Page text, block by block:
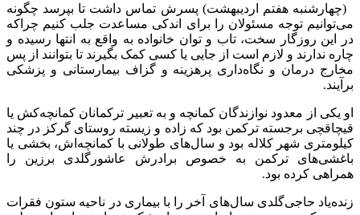
(چهارشنبه هفتم اردیبهشت) پسرش تماس داشت تا بپرسد چگونه
می‌توانیم توجه مسئولان را برای اندکی مساعدت جلب کنیم چراکه
در این روزگار سخت، تاب و توان خانواده به واقع به انتها رسیده و
چاره ندارند و لازم است از جایی یا کسی کمک بگیرند تا بتوانند از پس
مخارج درمان و نگاه‌داری پرهزینه و گزاف بیمارستانی و پزشکی
برآیند.
او یکی از معدود نوازندگان کمانچه و به تعبیر ترکمانان کمانچه‌کش یا
قیچاقچی برجسته‌ ترکمن بود که زاده و زیسته‌ روستای گرکز در چند
کیلومتری شهر کلاله بود و سال‌های طولانی با کمانچه‌اش، بخشی یا
باغشی‌های ترکمن به خصوص برادرش عاشورگلدی برزین را
همراهی کرده بود.
زنده‌یاد حاجی‌گلدی سال‌های آخر را با بیماری در ناحیه‌ ستون فقرات